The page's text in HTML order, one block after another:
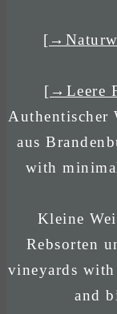
[→Leere
Authentischer
aus
with
Kleine
Rebsorten
vineyards
and